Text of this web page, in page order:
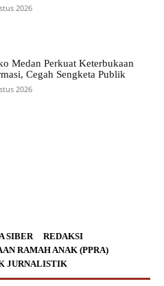
2026
Medan Perkuat Keterbukaan
Cegah Sengketa Publik
2026
SIBER
REDAKSI
RAMAH ANAK (PPRA)
JURNALISTIK